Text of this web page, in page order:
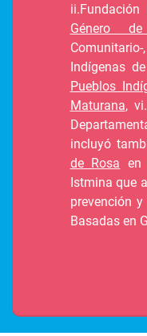
Género
Indígenas
Pueblos
Maturana,
incluyó
de Rosa en
Istmina que
prevención
Basadas en